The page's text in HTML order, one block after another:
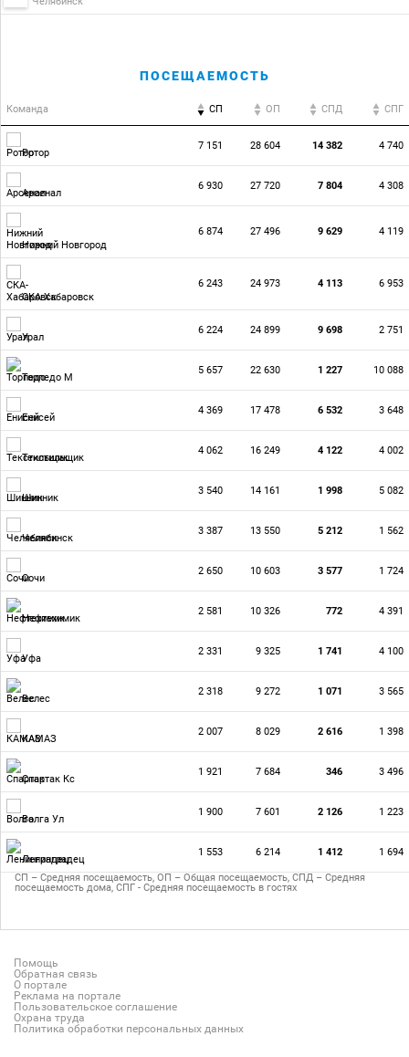
ПОСЕЩАЕМОСТЬ
Команда СП ОП CПД CПГ
Ротор
7 151 28 604 14 382 4 740
Арсенал
6 930 27 720 7 804 4 308
Нижний Новгород
6 874 27 496 9 629 4 119
СКА-Хабаровск
6 243 24 973 4 113 6 953
Урал
6 224 24 899 9 698 2 751
Торпедо М
5 657 22 630 1 227 10 088
Енисей
4 369 17 478 6 532 3 648
Текстильщик
4 062 16 249 4 122 4 002
Шинник
3 540 14 161 1 998 5 082
Челябинск
3 387 13 550 5 212 1 562
Сочи
2 650 10 603 3 577 1 724
Нефтехимик
2 581 10 326 772 4 391
Уфа
2 331 9 325 1 741 4 100
Велес
2 318 9 272 1 071 3 565
КАМАЗ
2 007 8 029 2 616 1 398
Спартак Кс
1 921 7 684 346 3 496
Волга Ул
1 900 7 601 2 126 1 223
Ленинградец
1 553 6 214 1 412 1 694
СП – Средняя посещаемость, ОП – Общая посещаемость, СПД – Средняя
посещаемость дома, СПГ - Средняя посещаемость в гостях
Помощь
Обратная связь
О портале
Реклама на портале
Пользовательское соглашение
Охрана труда
Политика обработки персональных данных